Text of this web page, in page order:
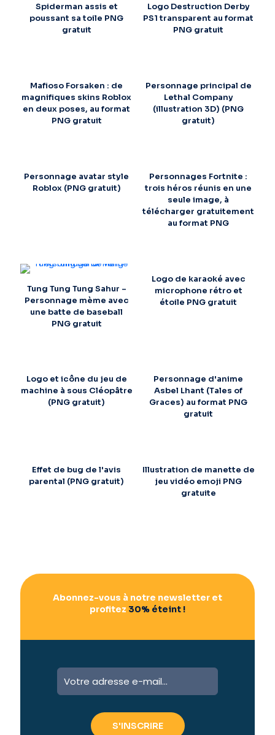
Spiderman assis et
poussant sa toile PNG
gratuit
Logo Destruction Derby
PS1 transparent au format
PNG gratuit
Mafioso Forsaken : de
magnifiques skins Roblox
en deux poses, au format
PNG gratuit
Personnage principal de
Lethal Company
(illustration 3D) (PNG
gratuit)
Personnage avatar style
Roblox (PNG gratuit)
Personnages Fortnite :
trois héros réunis en une
seule image, à
télécharger gratuitement
au format PNG
Tung Tung Tung Sahur –
Personnage mème avec
une batte de baseball
PNG gratuit
Logo de karaoké avec
microphone rétro et
étoile PNG gratuit
Logo et icône du jeu de
machine à sous Cléopâtre
(PNG gratuit)
Personnage d'anime
Asbel Lhant (Tales of
Graces) au format PNG
gratuit
Effet de bug de l'avis
parental (PNG gratuit)
Illustration de manette de
jeu vidéo emoji PNG
gratuite
Abonnez-vous à notre newsletter et
profitez 30% éteint !